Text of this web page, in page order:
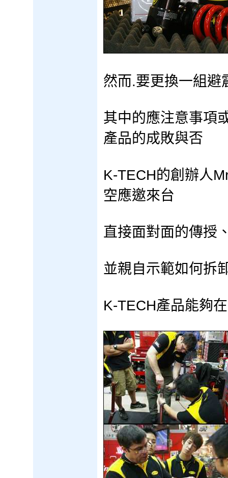
然而.要更換一組避
其中的應注意事項
產品的成敗與否
K-TECH的創辦人
空應邀來台
直接面對面的傳授
並親自示範如何拆
K-TECH產品能夠